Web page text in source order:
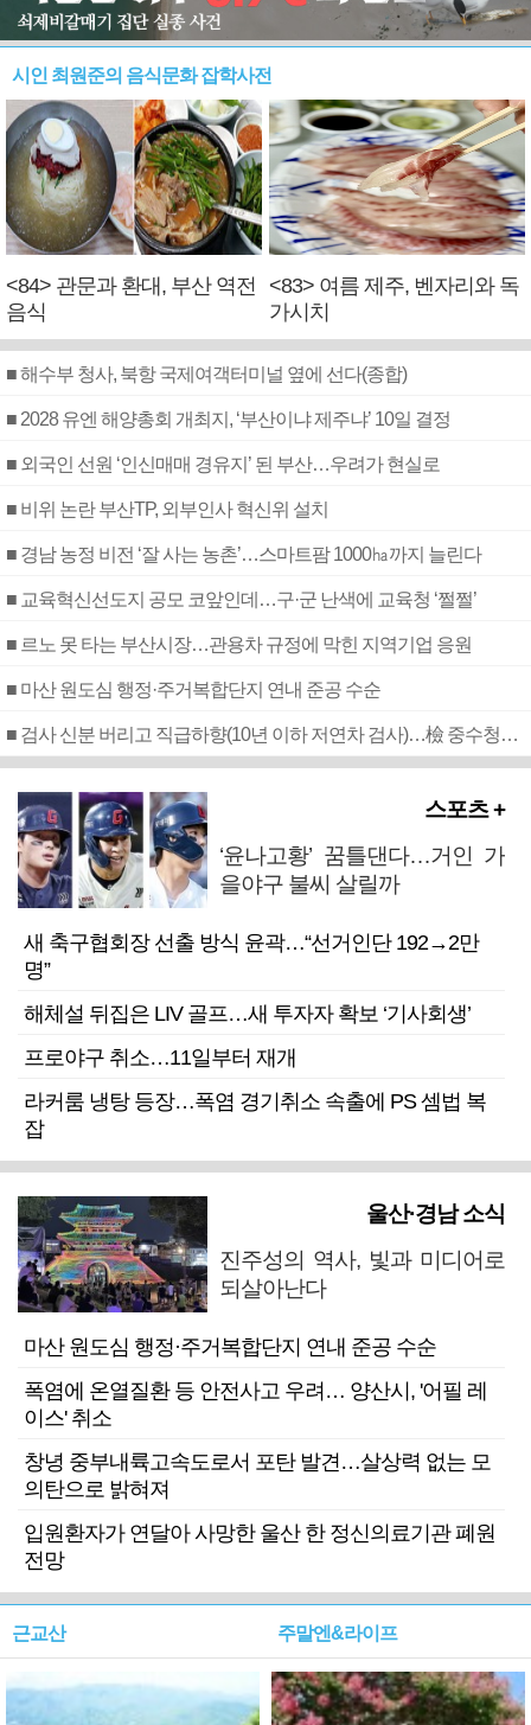
시인 최원준의 음식문화 잡학사전
<84> 관문과 환대, 부산 역전
음식
<83> 여름 제주, 벤자리와 독
가시치
■ 해수부 청사, 북항 국제여객터미널 옆에 선다(종합)
■ 2028 유엔 해양총회 개최지, ‘부산이냐 제주냐’ 10일 결정
■ 외국인 선원 ‘인신매매 경유지’ 된 부산…우려가 현실로
■ 비위 논란 부산TP, 외부인사 혁신위 설치
■ 경남 농정 비전 ‘잘 사는 농촌’…스마트팜 1000㏊까지 늘린다
■ 교육혁신선도지 공모 코앞인데…구·군 난색에 교육청 ‘쩔쩔’
■ 르노 못 타는 부산시장…관용차 규정에 막힌 지역기업 응원
■ 마산 원도심 행정·주거복합단지 연내 준공 수순
■ 검사 신분 버리고 직급하향(10년 이하 저연차 검사)…檢 중수청행 기피
스포츠 +
‘윤나고황’ 꿈틀댄다…거인 가
을야구 불씨 살릴까
새 축구협회장 선출 방식 윤곽…“선거인단 192→2만
명”
해체설 뒤집은 LIV 골프…새 투자자 확보 ‘기사회생’
프로야구 취소…11일부터 재개
라커룸 냉탕 등장…폭염 경기취소 속출에 PS 셈법 복
잡
울산·경남 소식
진주성의 역사, 빛과 미디어로
되살아난다
마산 원도심 행정·주거복합단지 연내 준공 수순
폭염에 온열질환 등 안전사고 우려… 양산시, '어필 레
이스' 취소
창녕 중부내륙고속도로서 포탄 발견…살상력 없는 모
의탄으로 밝혀져
입원환자가 연달아 사망한 울산 한 정신의료기관 폐원
전망
근교산 주말엔&라이프